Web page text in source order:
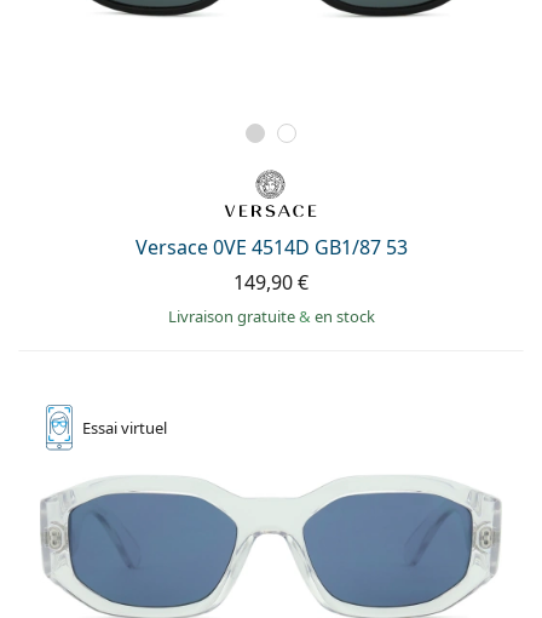
Versace 0VE 4514D GB1/87 53
149,90 €
Livraison gratuite& en stock
Essaivirtuel